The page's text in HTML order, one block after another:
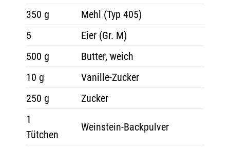
350 g
Mehl (Typ 405)
5
Eier (Gr. M)
500 g
Butter, weich
10 g
Vanille-Zucker
250 g
Zucker
1
Tütchen
Weinstein-Backpulver